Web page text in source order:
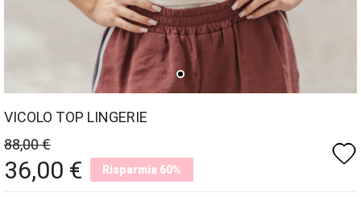
VICOLO TOP LINGERIE
favorite
88,00 €
36,00 € Risparmia 60%